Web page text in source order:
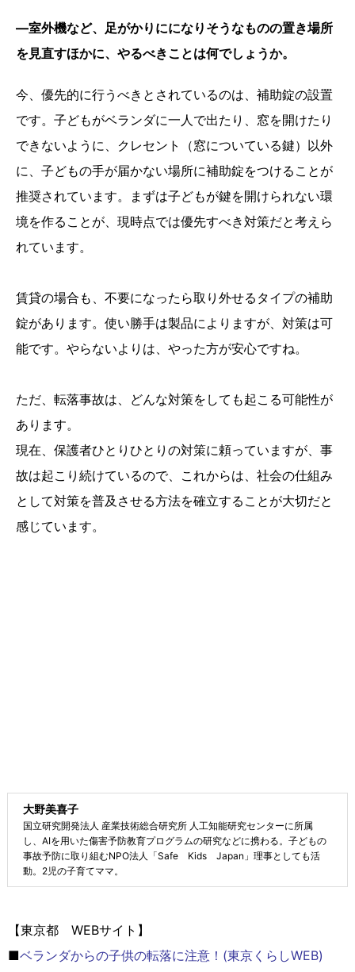
―室外機など、足がかりにになりそうなものの置き場所
を見直すほかに、やるべきことは何でしょうか。
今、優先的に行うべきとされているのは、補助錠の設置
です。子どもがベランダに一人で出たり、窓を開けたり
できないように、クレセント（窓についている鍵）以外
に、子どもの手が届かない場所に補助錠をつけることが
推奨されています。まずは子どもが鍵を開けられない環
境を作ることが、現時点では優先すべき対策だと考えら
れています。
賃貸の場合も、不要になったら取り外せるタイプの補助
錠があります。使い勝手は製品によりますが、対策は可
能です。やらないよりは、やった方が安心ですね。
ただ、転落事故は、どんな対策をしても起こる可能性が
あります。
現在、保護者ひとりひとりの対策に頼っていますが、事
故は起こり続けているので、これからは、社会の仕組み
として対策を普及させる方法を確立することが大切だと
感じています。
大野美喜子
国立研究開発法人 産業技術総合研究所 人工知能研究センターに所属
し、AIを用いた傷害予防教育プログラムの研究などに携わる。子どもの
事故予防に取り組むNPO法人「Safe Kids Japan」理事としても活
動。2児の子育てママ。
【東京都 WEBサイト】
■ベランダからの子供の転落に注意！(東京くらしWEB)